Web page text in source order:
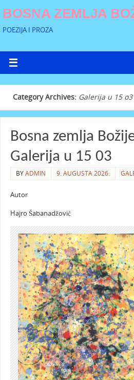
BOSNA ZEMLJA
POEZIJA I PROZA
Category Archives: Galerija u 15 o3
Bosna zemlja
Galerija u 15 03
BYADMIN 9. AUGUSTA 2026.
Autor
Hajro Šabanadžović